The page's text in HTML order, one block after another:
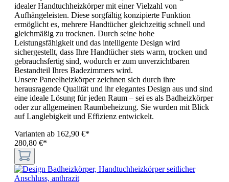
idealer Handtuchheizkörper mit einer Vielzahl von
Aufhängeleisten. Diese sorgfältig konzipierte Funktion
ermöglicht es, mehrere Handtücher gleichzeitig schnell und
gleichmäßig zu trocknen. Durch seine hohe
Leistungsfähigkeit und das intelligente Design wird
sichergestellt, dass Ihre Handtücher stets warm, trocken und
gebrauchsfertig sind, wodurch er zum unverzichtbaren
Bestandteil Ihres Badezimmers wird.
Unsere Paneelheizkörper zeichnen sich durch ihre
herausragende Qualität und ihr elegantes Design aus und sind
eine ideale Lösung für jeden Raum – sei es als Badheizkörper
oder zur allgemeinen Raumbeheizung. Sie wurden mit Blick
auf Langlebigkeit und Effizienz entwickelt.
Varianten ab 162,90 €*
280,80 €*